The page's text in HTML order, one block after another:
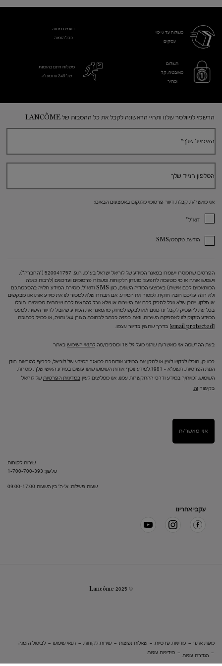
משלוח עד 6 ימי
עסקים​
דוגמית מתנה
בכל הזמנה
תשלום
מאובטח, קל
ומהיר
משלוח חינם בהזמנת
של 249 ₪ ומעלה
הרשמי לניוזלטר שלנו ותהיי הראשונה לקבל את כל ההטבות של LANCÔME
האימייל שלך*
הטלפון הנייד שלך
אני מאשר/ת קבלת דיוור פרסומי מלנקום באמצעים הבאים:
דוא"ל*
הודעת טקסט/SMS
הפרטים שתמסרו יישמרו במאגר המידע של לוריאל ישראל בע"מ, ח.פ. 520041757 ("החברה"),
וישמשו אותה או מי מטעמה לתפעול מועדון הלקוחות ומשלוח פרסומים ועדכונים (לרבות כאלה
המותאמים לכם אישית) באמצעי המדיה השונים, כגון SMS ודוא"ל. מסירת המידע תלויה בהסכמתכם
ולא חלה עליכם חובה חוקית למסור את המידע. אם תבחרו שלא למסור לנו את מידע אותו אנו מבקשים
או חלקו, ייתכן שלא נוכל לספק לכם את השירות או שלא נוכל להתאים לכם שירותים מסוימים. תוכלו
בכל עת להפסיק לקבל עדכונים ו/או לבקש למחוק מהמאגר את המידע שהוביל לדיוור הישיר, למעט
המידע הזקוק לנו לאספקת השירות, וזאת בפניה בכתב לכתובת הצורן 4א' נתניה, או במייל לכתובת
[email protected]
בדרך שתצוין בדיוור עצמו.
בעת ההרשמה אני מאשר/ת שהנני מעל גיל 18 ומסכים/מה לתנאי השימוש באתר
כמו כן, תוכלו לבקש לעיין או לתקן את המידע אודותכם במאגר המידע של לוריאל, בכפוף להוראות חוק
הגנת הפרטיות, תשמ"א – 1981.למידע נוסף אודות השימוש שאנו עושים במידע האישי שלך, מטרות
השימוש, זכויותיך במידע ודרכי ההתקשרות עמנו, אנו ממליצים לעיין במדיניות הפרטיות של לוריאל
בקישור זה.
אני מאשר/ת
שירות לקוחות
טלפון: 1-700-700-393
שעות פעילות: א'-ה' בין השעות 09:00-17:00
עקבי אחרינו
© Lancôme 2025
מפת אתר מדיניות פרטיות שאלות נפוצות שירות לקוחות תנאי שימוש
לביטול הזמנה
הגדרת עוגיות
מידיניות עוגיות